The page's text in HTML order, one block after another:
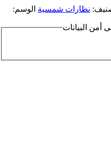
نظارات شمسية الوسم:
أمن البيانات